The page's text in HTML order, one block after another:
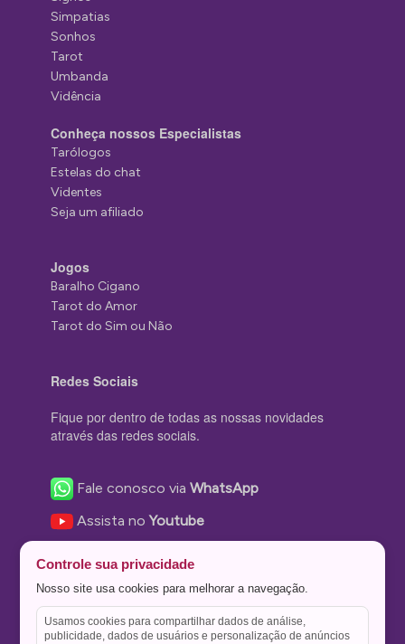
Simpatias
Sonhos
Tarot
Umbanda
Vidência
Conheça nossos Especialistas
Tarólogos
Estelas do chat
Videntes
Seja um afiliado
Jogos
Baralho Cigano
Tarot do Amor
Tarot do Sim ou Não
Redes Sociais
Fique por dentro de todas as nossas novidades
através das redes sociais.
Fale conosco viaWhatsApp
Assista noYoutube
Nos siga no Instagram
Nos siga noTwitter
Controle sua privacidade
Nosso site usa cookies para melhorar a navegação.
Usamos cookies para compartilhar dados de análise,
publicidade, dados de usuários e personalização de anúncios